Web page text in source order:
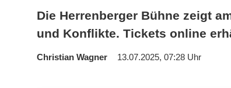
Die Herrenberger Bühne zeigt
und Konflikte. Tickets online
Christian Wagner 13.07.2025, 07:28 Uhr